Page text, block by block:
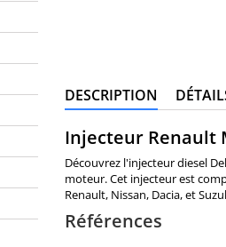
DESCRIPTION
Injecteur Renault
Découvrez l'injecteur diesel
moteur. Cet injecteur est
Renault, Nissan, Dacia, et
Références